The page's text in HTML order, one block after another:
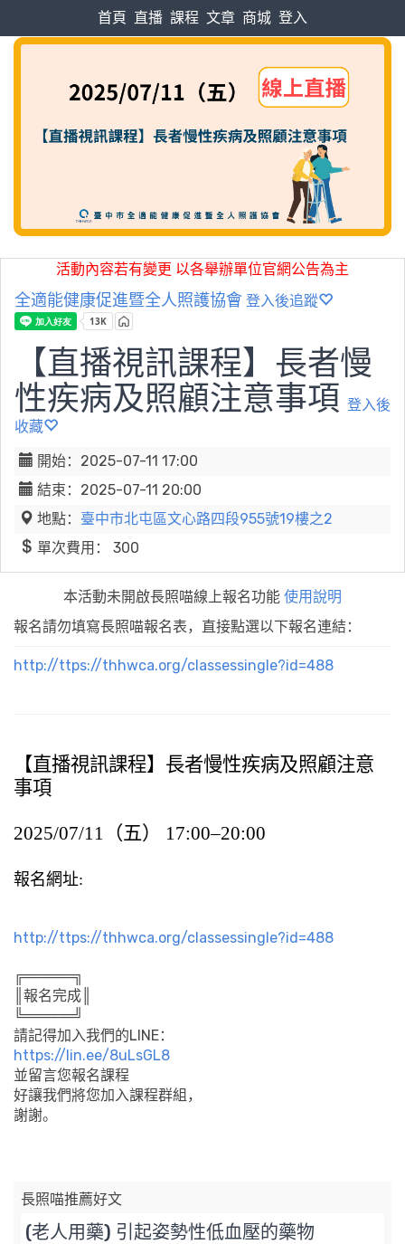
首頁 直播 課程 文章 商城 登入
活動內容若有變更 以各舉辦單位官網公告為主
全適能健康促進暨全人照護協會 登入後追蹤
【直播視訊課程】長者慢
性疾病及照顧注意事項 登入後
收藏
開始：2025-07-11 17:00
結束：2025-07-11 20:00
地點： 臺中市北屯區文心路四段955號19樓之2
單次費用： 300
本活動未開啟長照喵線上報名功能 使用說明
報名請勿填寫長照喵報名表，直接點選以下報名連結：
http://ttps://thhwca.org/classessingle?id=488
【直播視訊課程】長者慢性疾病及照顧注意
事項
2025/07/11（五） 17:00–20:00
報名網址:
http://ttps://thhwca.org/classessingle?id=488
╔═════╗
║報名完成║
╚═════╝
請記得加入我們的LINE：
https://lin.ee/8uLsGL8
並留言您報名課程
好讓我們將您加入課程群組，
謝謝。
長照喵推薦好文
(老人用藥) 引起姿勢性低血壓的藥物